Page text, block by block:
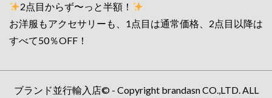
2点目からず〜っと半額！
お洋服もアクセサリーも、1点目は通常価格、2点目以降は
すべて50％OFF！
ブランド並行輸入店© - Copyright brandasn CO.,LTD. ALL